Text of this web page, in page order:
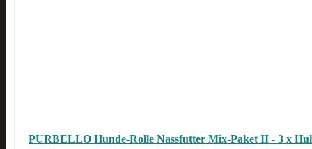
PURBELLO Hunde-Rolle Nassfutter Mix-Paket II - 3 x